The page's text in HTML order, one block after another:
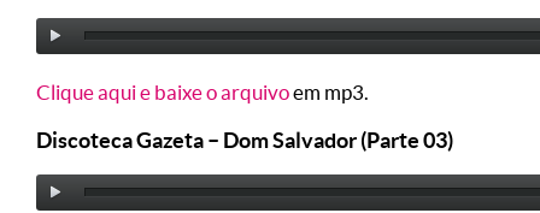
Clique aqui e baixe o arquivoem mp3.
Discoteca Gazeta – Dom Salvador (Parte 03)